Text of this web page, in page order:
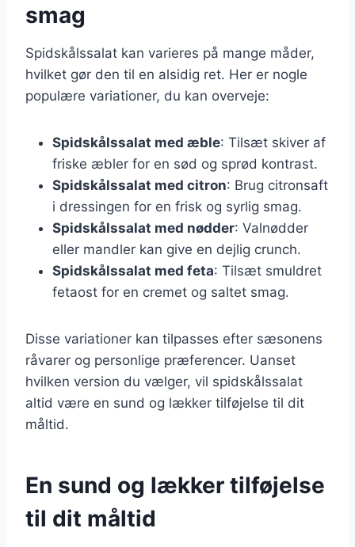
smag
Spidskålssalat kan varieres på mange måder,
hvilket gør den til en alsidig ret. Her er nogle
populære variationer, du kan overveje:
Spidskålssalat med æble: Tilsæt skiver af
friske æbler for en sød og sprød kontrast.
Spidskålssalat med citron: Brug citronsaft
i dressingen for en frisk og syrlig smag.
Spidskålssalat med nødder: Valnødder
eller mandler kan give en dejlig crunch.
Spidskålssalat med feta: Tilsæt smuldret
fetaost for en cremet og saltet smag.
Disse variationer kan tilpasses efter sæsonens
råvarer og personlige præferencer. Uanset
hvilken version du vælger, vil spidskålssalat
altid være en sund og lækker tilføjelse til dit
måltid.
En sund og lækker tilføjelse
til dit måltid